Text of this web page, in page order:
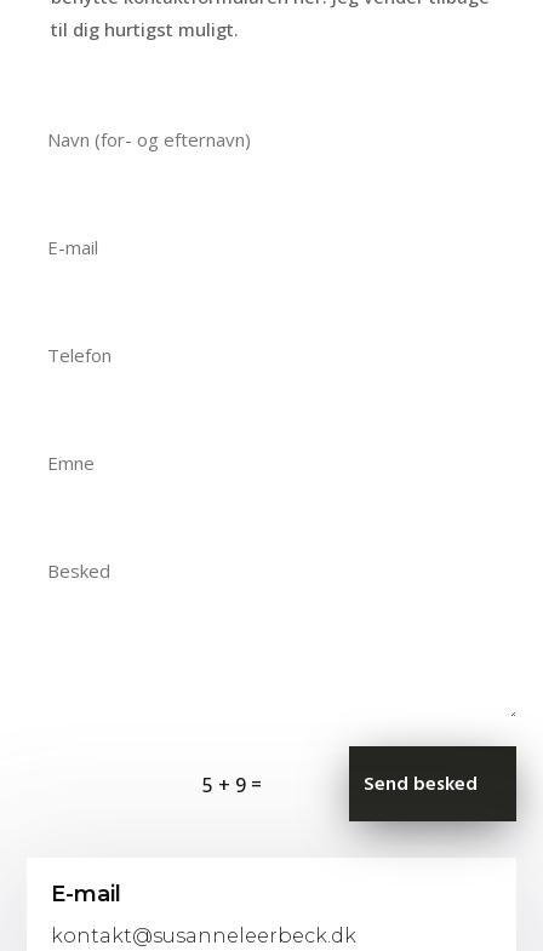
til dig hurtigst muligt.
5 + 9 = Send besked
E-mail
kontakt@susanneleerbeck.dk